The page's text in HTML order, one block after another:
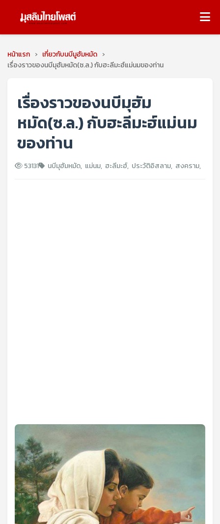
หน้าแรก › เกี่ยวกับนบีมูฮัมหมัด ›
เรื่องราวของนบีมุฮัมหมัด(ซ.ล.) กับฮะลีมะฮ์แม่นมของท่าน
เรื่องราวของนบีมุฮัม
หมัด(ซ.ล.) กับฮะลีมะฮ์แม่นม
ของท่าน
53131 นบีมุฮัมหมัด, แม่นม, ฮะลีมะฮ์, ประวัติอิสลาม, สงคราม,